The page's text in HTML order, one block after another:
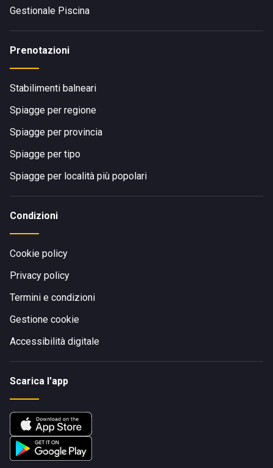
Gestionale Piscina
Prenotazioni
Stabilimenti balneari
Spiagge per regione
Spiagge per provincia
Spiagge per tipo
Spiagge per località più popolari
Condizioni
Cookie policy
Privacy policy
Termini e condizioni
Gestione cookie
Accessibilità digitale
Scarica l'app